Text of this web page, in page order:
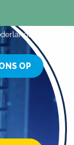
OP